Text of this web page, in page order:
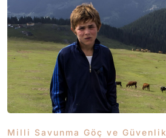
Milli Savunma Göç ve Güvenlik